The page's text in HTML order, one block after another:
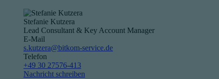
Stefanie Kutzera
Lead Consultant & Key Account Manager
E-Mail
s.kutzera@bitkom-service.de
Telefon
+49 30 27576-413
Nachricht schreiben